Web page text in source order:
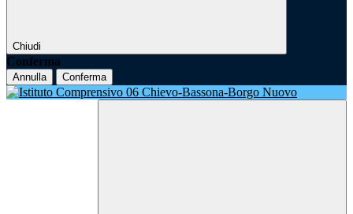
Chiudi
Conferma
Annulla Conferma